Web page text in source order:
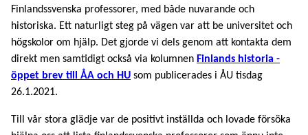
Finlandssvenska professorer, med både nuvarande och
historiska. Ett naturligt steg på vägen var att be universitet och
högskolor om hjälp. Det gjorde vi dels genom att kontakta dem
direkt men samtidigt också via kolumnen Finlands historia -
öppet brev till ÅA och HU som publicerades i ÅU tisdag
26.1.2021.
Till vår stora glädje var de positivt inställda och lovade försöka